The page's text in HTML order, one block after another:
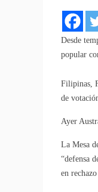
Desde
popular
Filipinas,
de
Ayer
La Mesa
“defensa
en